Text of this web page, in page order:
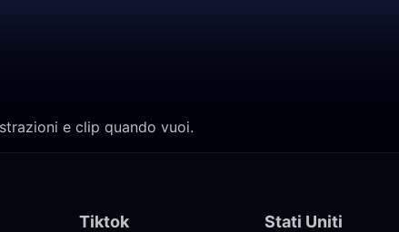
e clip quando vuoi.
Tiktok Stati Uniti